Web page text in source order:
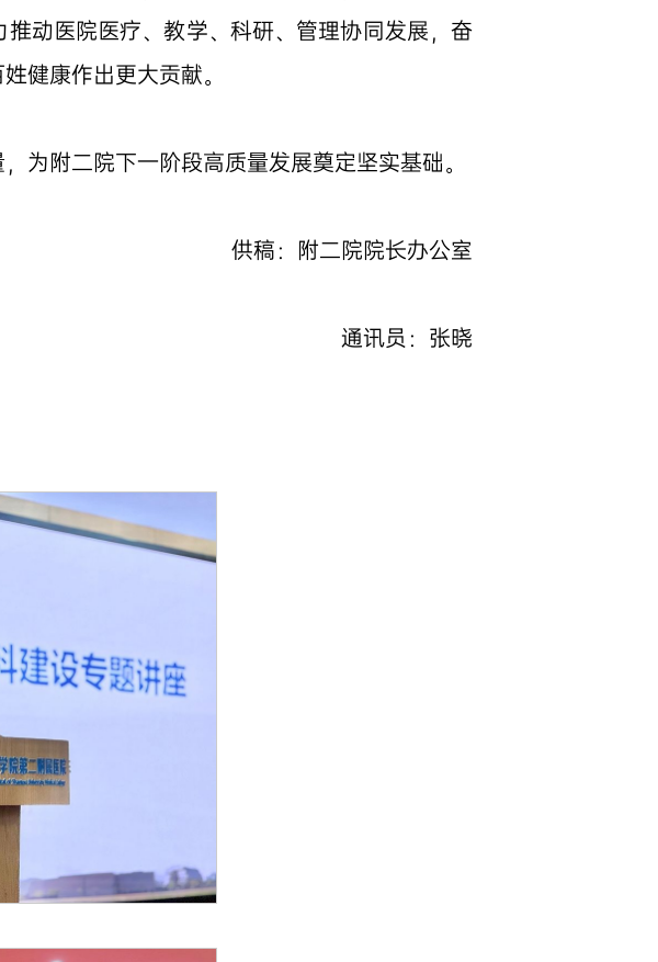
动医院医疗、教学、科研、管理协同发展，奋
健康作出更大贡献。
为附二院下一阶段高质量发展奠定坚实基础。
供稿：附二院院长办公室
通讯员：张晓